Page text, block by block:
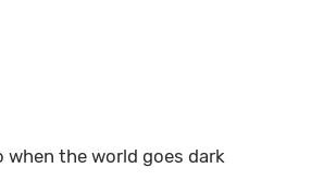
when the world goes dark